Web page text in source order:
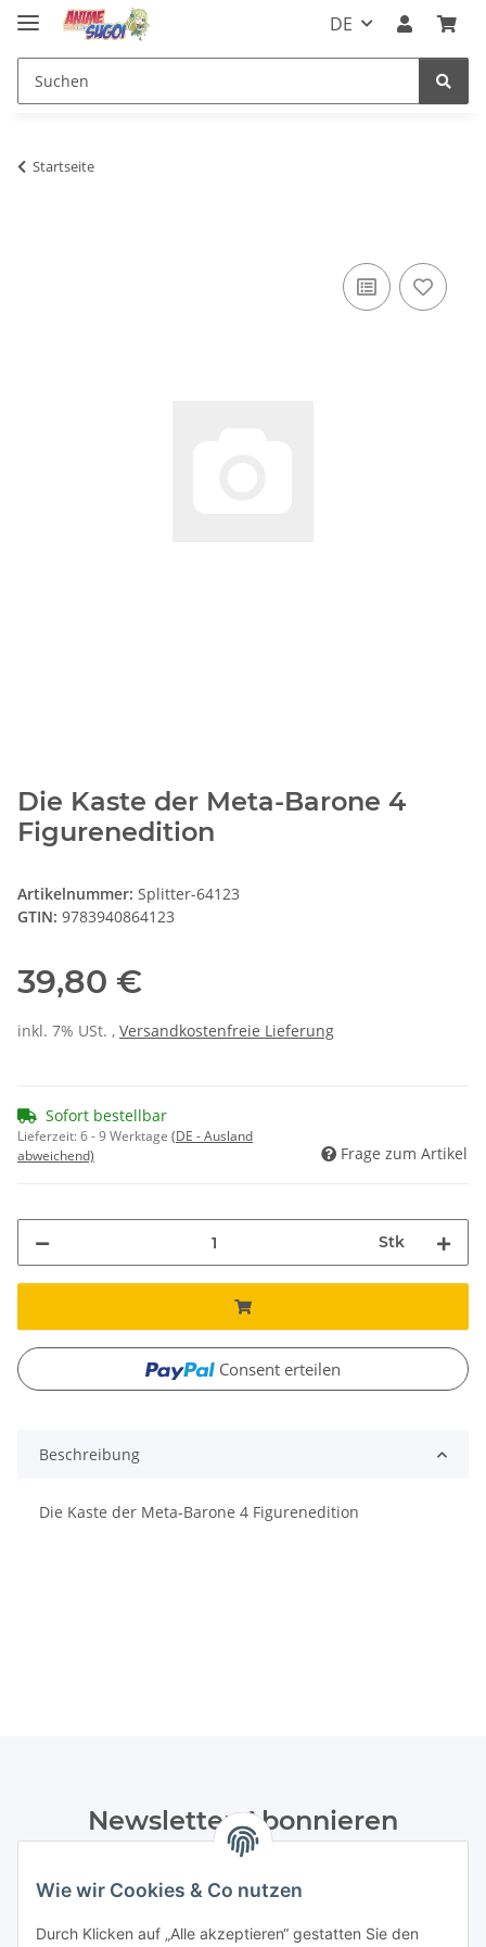
Wie wir Cookies & Co nutzen
Durch Klicken auf „Alle akzeptieren“ gestatten Sie den
DE
Startseite
Die Kaste der Meta-Barone 4
Figurenedition
Artikelnummer: Splitter-64123
GTIN: 9783940864123
39,80 €
inkl. 7% USt. , Versandkostenfreie Lieferung
Sofort bestellbar
Lieferzeit:6 - 9 Werktage (DE - Ausland
abweichend)
Frage zum Artikel
Stk
Consent erteilen
Beschreibung
Die Kaste der Meta-Barone 4 Figurenedition
Newsletter Abonnieren
Bitte senden Sie mir entsprechend Ihrer
Datenschutzerklärungregelmäßig und jederzeit widerruflich